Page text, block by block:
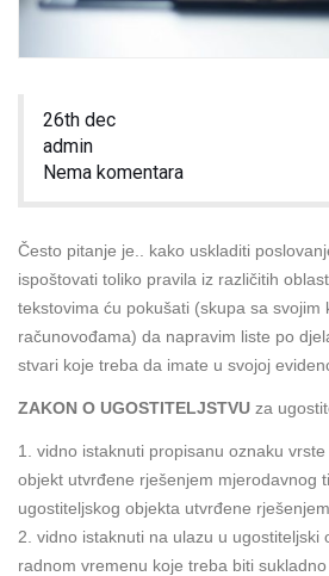
26th dec
admin
Nema komentara
Često pitanje je.. kako uskladiti
ispoštovati toliko pravila iz različitih
tekstovima ću pokušati (skupa sa svojim
računovođama) da napravim liste po
stvari koje treba da imate u svojoj
ZAKON O UGOSTITELJSTVU za
1. vidno istaknuti propisanu oznaku
objekt utvrđene rješenjem mjerodavnog
ugostiteljskog objekta utvrđene
2. vidno istaknuti na ulazu u ugostiteljski
radnom vremenu koje treba biti